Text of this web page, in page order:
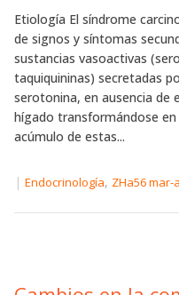
Etiología El síndrome
de signos y síntomas
sustancias vasoactivas
taquiquininas) secretadas
serotonina, en ausencia de
hígado transformándose en
acúmulo de estas...
| Endocrinología, ZHa56 mar-